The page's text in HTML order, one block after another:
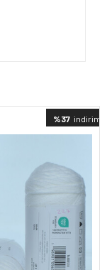
%37 indirimli